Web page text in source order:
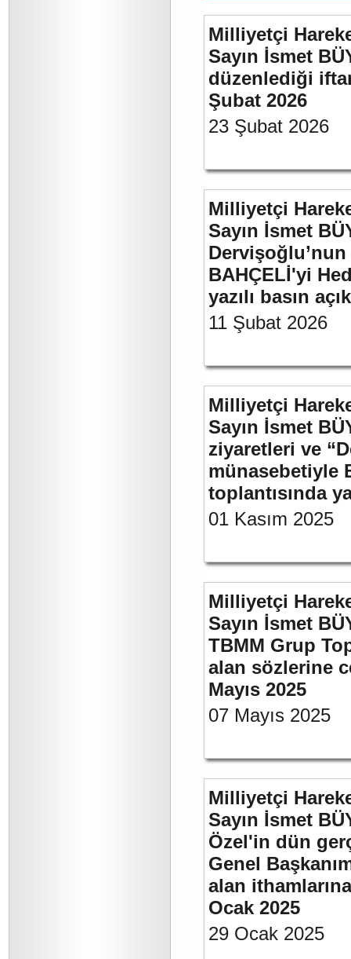
Milliyetçi
Sayın İsmet
düzenlediği
Şubat 2026
23 Şubat 2026
Milliyetçi
Sayın İsmet
Dervişoğlu’nun
BAHÇELİ'yi
yazılı basın
11 Şubat 2026
Milliyetçi
Sayın İsmet
ziyaretleri ve
münasebetiyle
toplantısında
01 Kasım 2025
Milliyetçi
Sayın İsmet
TBMM Grup
alan sözlerine
Mayıs 2025
07 Mayıs 2025
Milliyetçi
Sayın İsmet
Özel'in dün
Genel
alan ithamlarına
Ocak 2025
29 Ocak 2025